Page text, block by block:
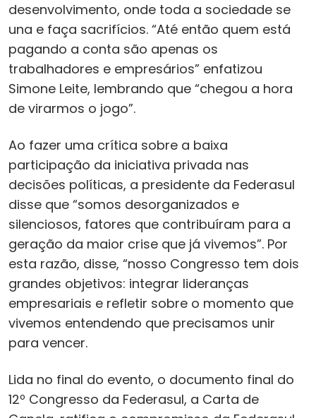
desenvolvimento, onde toda a sociedade se
una e faça sacrifícios. “Até então quem está
pagando a conta são apenas os
trabalhadores e empresários” enfatizou
Simone Leite, lembrando que “chegou a hora
de virarmos o jogo”.
Ao fazer uma crítica sobre a baixa
participação da iniciativa privada nas
decisões políticas, a presidente da Federasul
disse que “somos desorganizados e
silenciosos, fatores que contribuíram para a
geração da maior crise que já vivemos”. Por
esta razão, disse, “nosso Congresso tem dois
grandes objetivos: integrar lideranças
empresariais e refletir sobre o momento que
vivemos entendendo que precisamos unir
para vencer.
Lida no final do evento, o documento final do
12º Congresso da Federasul, a Carta de